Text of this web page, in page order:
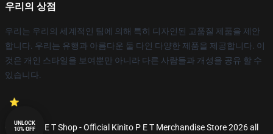
우리의 상점
우리는 우리의 세계적인 팀에 의해 특히 디자인된 고품질 제품을 제안
합니다. 우리는 유행과 아름다운 둘 다인 다양한 제품을 제공합니다. 이
것은 개인 스타일을 보여뿐만 아니라 다른 사람들과 개성을 공유 할 수
있습니다.
© Kinito P E T Shop - Official Kinito P E T Merchandise Store 2026 all
UNLOCK
10% OFF